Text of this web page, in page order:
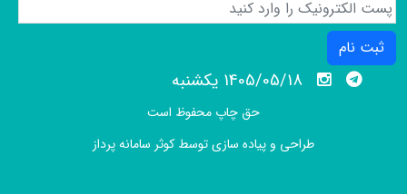
ثبت نام
1405/05/18 يكشنبه
حق چاپ محفوظ است
طراحی و پیاده سازی توسط کوثر سامانه پرداز